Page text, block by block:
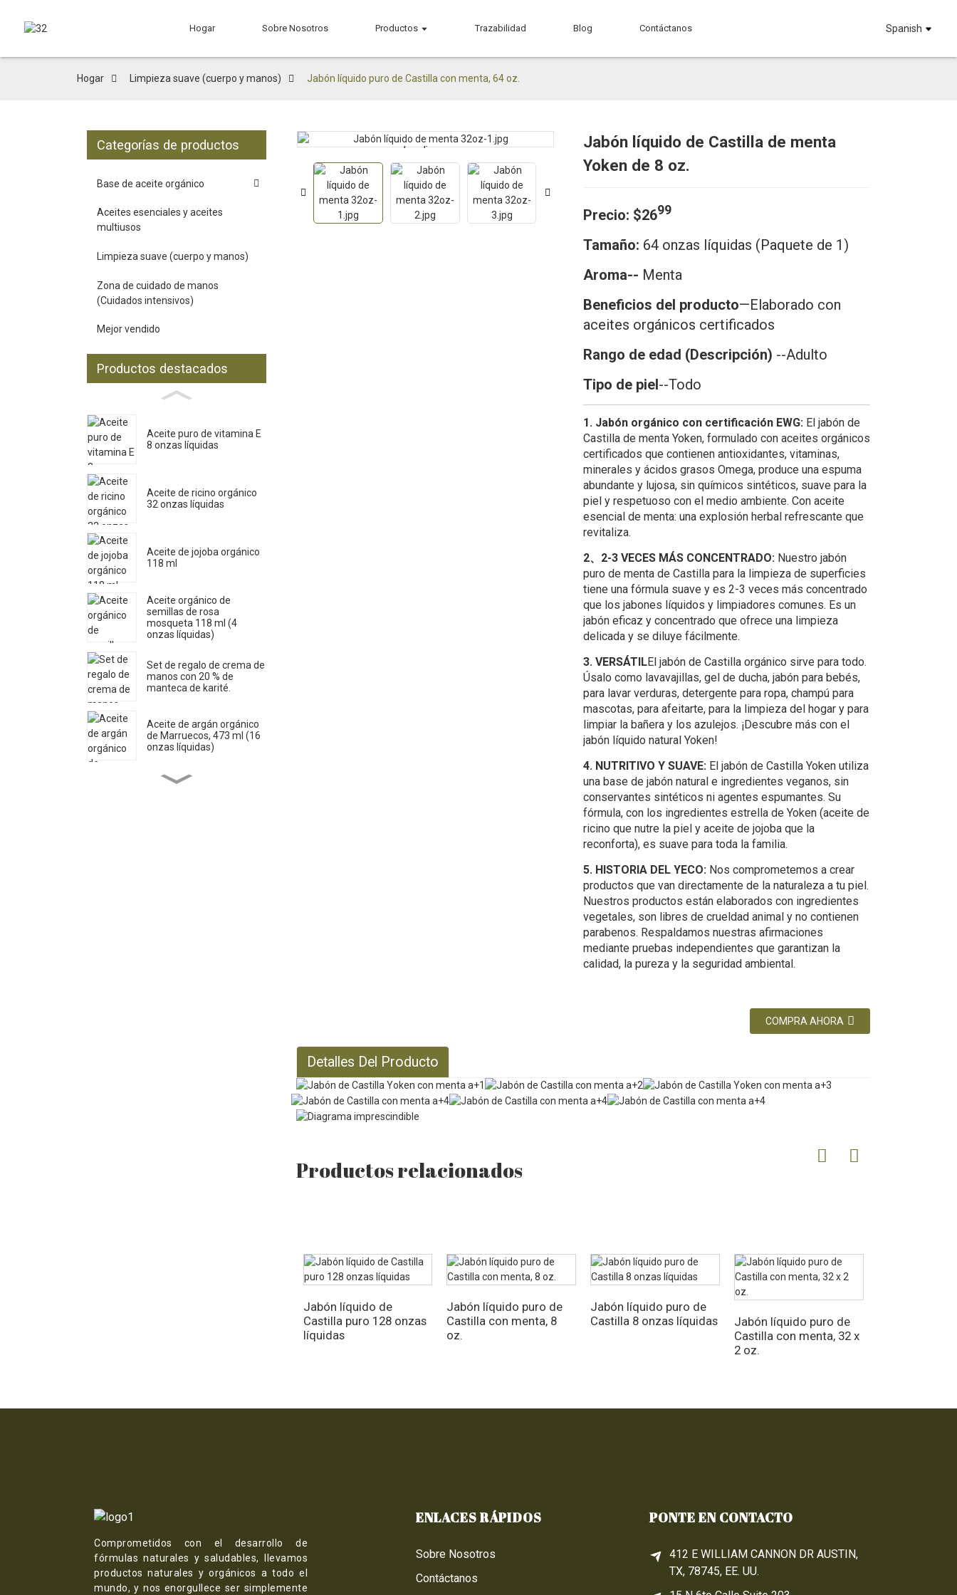
Hogar Sobre Nosotros Productos Trazabilidad Blog Contáctanos Spanish
Hogar Limpieza suave (cuerpo y manos) Jabón líquido puro de Castilla con menta, 64 oz.
Categorías de productos
Base de aceite orgánico
Aceites esenciales y aceites
multiusos
Limpieza suave (cuerpo y manos)
Zona de cuidado de manos
(Cuidados intensivos)
Mejor vendido
Productos destacados
Aceite puro de vitamina E
8 onzas líquidas
Aceite de ricino orgánico
32 onzas líquidas
Aceite de jojoba orgánico
118 ml
Aceite orgánico de
semillas de rosa
mosqueta 118 ml (4
onzas líquidas)
Set de regalo de crema de
manos con 20 % de
manteca de karité.
Aceite de argán orgánico
de Marruecos, 473 ml (16
onzas líquidas)
Jabón líquido de Castilla
Loading...
Loading... Loading...
Loading... Loading...
Loading...
Jabón líquido de Castilla de menta
Yoken de 8 oz.
Precio: $2699
Tamaño: 64 onzas líquidas (Paquete de 1)
Aroma-- Menta
Beneficios del producto—Elaborado con
aceites orgánicos certificados
Rango de edad (Descripción) --Adulto
Tipo de piel--Todo
1. Jabón orgánico con certificación EWG: El jabón de
Castilla de menta Yoken, formulado con aceites orgánicos
certificados que contienen antioxidantes, vitaminas,
minerales y ácidos grasos Omega, produce una espuma
abundante y lujosa, sin químicos sintéticos, suave para la
piel y respetuoso con el medio ambiente. Con aceite
esencial de menta: una explosión herbal refrescante que
revitaliza.
2、2-3 VECES MÁS CONCENTRADO: Nuestro jabón
puro de menta de Castilla para la limpieza de superficies
tiene una fórmula suave y es 2-3 veces más concentrado
que los jabones líquidos y limpiadores comunes. Es un
jabón eficaz y concentrado que ofrece una limpieza
delicada y se diluye fácilmente.
3. VERSÁTILEl jabón de Castilla orgánico sirve para todo.
Úsalo como lavavajillas, gel de ducha, jabón para bebés,
para lavar verduras, detergente para ropa, champú para
mascotas, para afeitarte, para la limpieza del hogar y para
limpiar la bañera y los azulejos. ¡Descubre más con el
jabón líquido natural Yoken!
4. NUTRITIVO Y SUAVE: El jabón de Castilla Yoken utiliza
una base de jabón natural e ingredientes veganos, sin
conservantes sintéticos ni agentes espumantes. Su
fórmula, con los ingredientes estrella de Yoken (aceite de
ricino que nutre la piel y aceite de jojoba que la
reconforta), es suave para toda la familia.
5. HISTORIA DEL YECO: Nos comprometemos a crear
productos que van directamente de la naturaleza a tu piel.
Nuestros productos están elaborados con ingredientes
vegetales, son libres de crueldad animal y no contienen
parabenos. Respaldamos nuestras afirmaciones
mediante pruebas independientes que garantizan la
calidad, la pureza y la seguridad ambiental.
COMPRA AHORA
Detalles Del Producto
Productos relacionados
Jabón líquido de
Castilla puro 128 onzas
líquidas
Jabón líquido puro de
Castilla con menta, 8
oz.
Jabón líquido puro de
Castilla 8 onzas líquidas
Jabón líquido puro de
Castilla con menta, 32 x
2 oz.
Comprometidos con el desarrollo de
fórmulas naturales y saludables, llevamos
productos naturales y orgánicos a todo el
mundo, y nos enorgullece ser simplemente
ENLACES RÁPIDOS
Sobre Nosotros
Contáctanos
PONTE EN CONTACTO
412 E WILLIAM CANNON DR AUSTIN,
TX, 78745, EE. UU.